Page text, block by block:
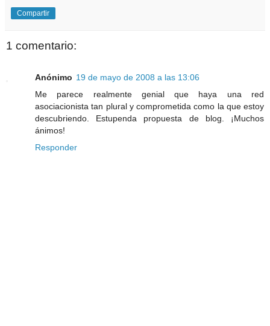
Compartir
1 comentario:
Anónimo 19 de mayo de 2008 a las 13:06
Me parece realmente genial que haya una red
asociacionista tan plural y comprometida como la que estoy
descubriendo. Estupenda propuesta de blog. ¡Muchos
ánimos!
Responder